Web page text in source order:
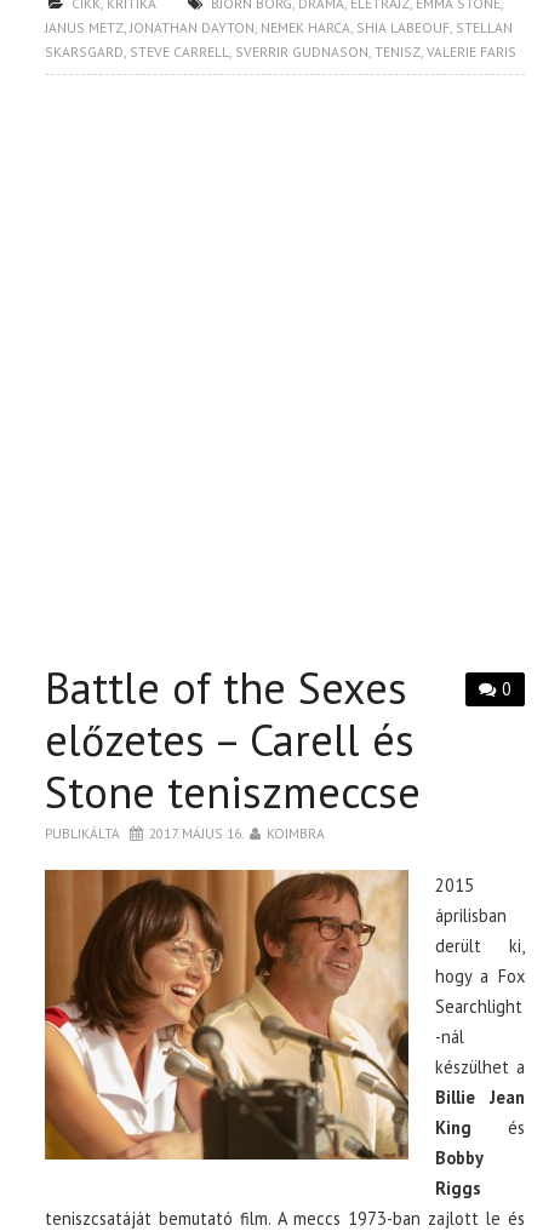
JANUS METZ JONATHAN DAYTON NEMEK HARCA SHIA LABEOUF STELLAN
SKARSGARD STEVE CARRELL SVERRIR GUDNASON ,TENISZ ,VALERIE FARIS
0
Battle of the Sexes
előzetes – Carell és
Stone teniszmeccse
PUBLIKÁLTA 2017. MÁJUS 16. KOIMBRA
2015
áprilisban
derült ki,
hogy a Fox
Searchlight
-nál
készülhet a
Billie Jean
King és
Bobby
Riggs
teniszcsatáját bemutató film. A meccs 1973-ban zajlott le és